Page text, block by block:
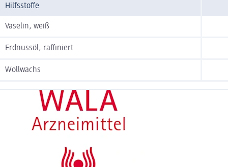
Hilfsstoffe
Vaselin, weiß
Erdnussöl, raffiniert
Wollwachs